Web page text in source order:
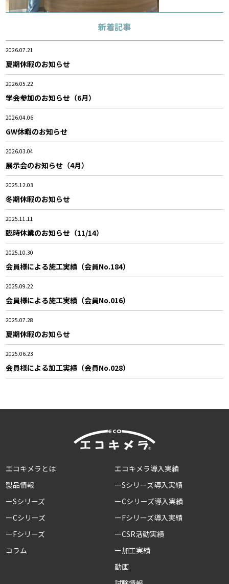
新着記事
2026.07.21
夏期休暇のお知らせ
2026.05.22
学会参加のお知らせ（6月）
2026.04.06
GW休暇のお知らせ
2026.03.04
展示会のお知らせ（4月）
2025.12.03
冬期休暇のお知らせ
2025.11.11
臨時休業のお知らせ（11/14）
2025.10.30
会員様による施工実績（会員No.184）
2025.09.22
会員様による施工実績（会員No.016）
2025.07.28
夏期休暇のお知らせ
2025.06.23
会員様による加工実績（会員No.028）
エコキメラとは
製品情報
ーSシリーズ
ーCシリーズ
ーFシリーズ
コラム
エコキメラ導入実績
ーSシリーズ導入実績
ーCシリーズ導入実績
ーFシリーズ導入実績
ーCSR活動実績
ー加工実績
動画